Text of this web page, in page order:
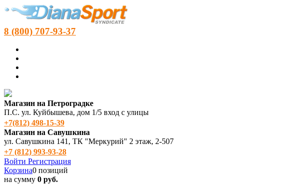
8 (800) 707-93-37
Магазин на Петроградке
П.С. ул. Куйбышева, дом 1/5 вход с улицы
+7(812) 498‑15-39
Магазин на Савушкина
ул. Савушкина 141, ТК "Меркурий" 2 этаж, 2-507
+7 (812) 993-93-28
Войти Регистрация
Корзина0 позиций
на сумму 0 руб.